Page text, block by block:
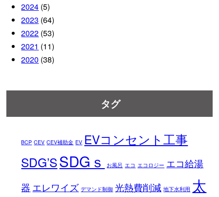
2024 (5)
2023 (64)
2022 (53)
2021 (11)
2020 (38)
タグ
BCP CEV CEV補助金 EV EVコンセント工事
SDG’SSDGｓ お風呂 エコ エコロジー エコ給湯
器 エレワイズ デマンド制御 光熱費削減 地下水利用 太